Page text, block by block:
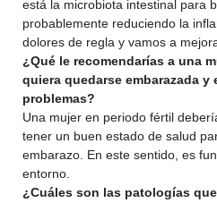
está la microbiota intestinal para
probablemente reduciendo la
dolores de regla y vamos a
¿Qué le recomendarías a una
quiera quedarse embarazada
problemas?
Una mujer en periodo fértil
tener un buen estado de salud
embarazo. En este sentido, es
entorno.
¿Cuáles son las patologías